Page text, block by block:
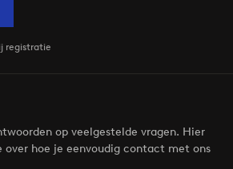
registratie
op veelgestelde vragen. Hier
hoe je eenvoudig contact met ons